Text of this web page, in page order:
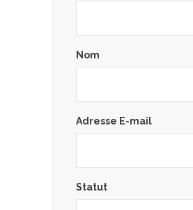
Nom
Adresse E-mail
Statut